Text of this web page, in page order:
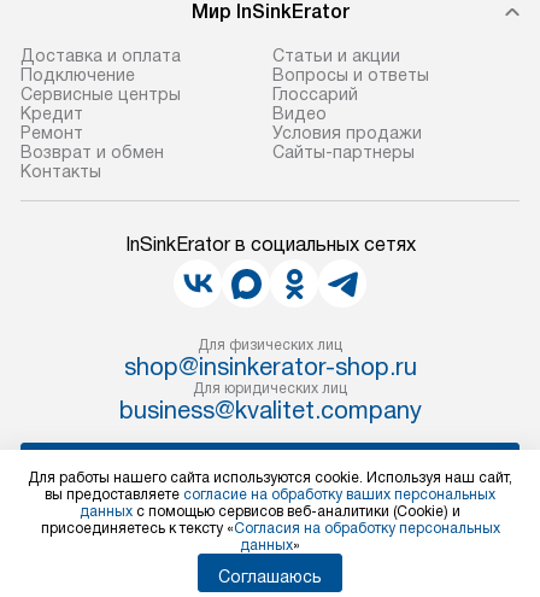
Мир InSinkErator
Доставка и оплата
Подключение
Сервисные центры
Кредит
Ремонт
Возврат и обмен
Контакты
Статьи и акции
Вопросы и ответы
Глоссарий
Видео
Условия продажи
Сайты-партнеры
InSinkErator в социальных сетях
Для физических лиц
shop@insinkerator-shop.ru
Для юридических лиц
business@kvalitet.company
Политика конфиденциальности
Условия продажи
Карта сайта
Для работы нашего сайта используются cookie. Используя наш сайт,
вы предоставляете согласие на обработку ваших персональных
данных с помощью сервисов веб-аналитики (Cookie) и
присоединяетесь к тексту «Согласия на обработку персональных
данных»
Соглашаюсь